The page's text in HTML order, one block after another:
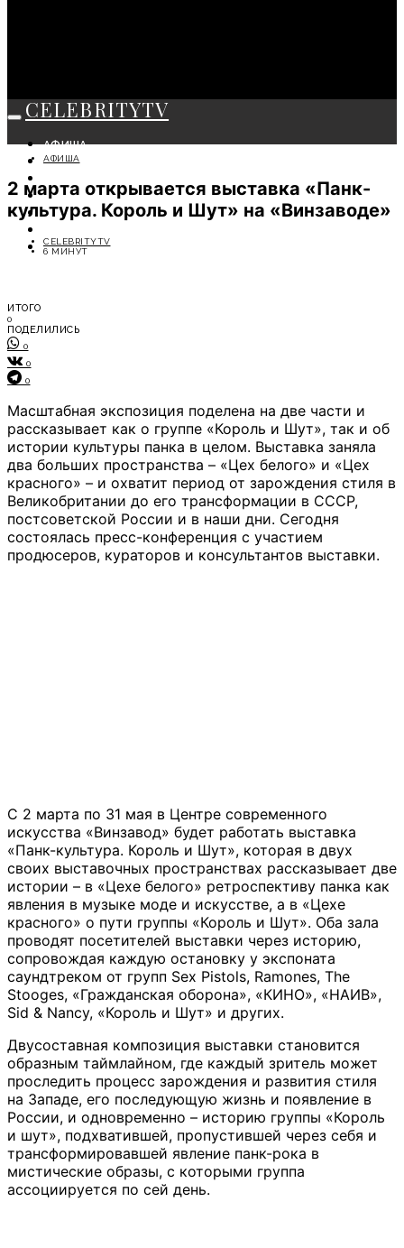
CELEBRITYTV
АФИША
СОБЫТИЯ
МОДА
ЛИЧНОСТЬ
СОВЕТЫ ЭКСПЕРТОВ
АФИША
2 марта открывается выставка «Панк-
культура. Король и Шут» на «Винзаводе»
CELEBRITYTV
6 МИНУТ
ИТОГО
0
ПОДЕЛИЛИСЬ
0
0
0
Масштабная экспозиция поделена на две части и
рассказывает как о группе «Король и Шут», так и об
истории культуры панка в целом. Выставка заняла
два больших пространства – «Цех белого» и «Цех
красного» – и охватит период от зарождения стиля в
Великобритании до его трансформации в СССР,
постсоветской России и в наши дни. Сегодня
состоялась пресс-конференция с участием
продюсеров, кураторов и консультантов выставки.
С 2 марта по 31 мая в Центре современного
искусства «Винзавод» будет работать выставка
«Панк-культура. Король и Шут», которая в двух
своих выставочных пространствах рассказывает две
истории – в «Цехе белого» ретроспективу панка как
явления в музыке моде и искусстве, а в «Цехе
красного» о пути группы «Король и Шут». Оба зала
проводят посетителей выставки через историю,
сопровождая каждую остановку у экспоната
саундтреком от групп Sex Pistols, Ramones, The
Stooges, «Гражданская оборона», «КИНО», «НАИВ»,
Sid & Nancy, «Король и Шут» и других.
Двусоставная композиция выставки становится
образным таймлайном, где каждый зритель может
проследить процесс зарождения и развития стиля
на Западе, его последующую жизнь и появление в
России, и одновременно – историю группы «Король
и шут», подхватившей, пропустившей через себя и
трансформировавшей явление панк-рока в
мистические образы, с которыми группа
ассоциируется по сей день.